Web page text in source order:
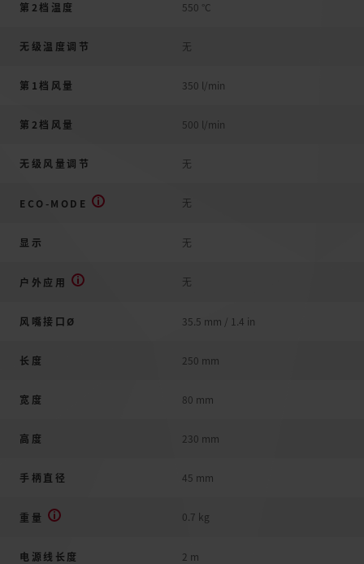
第2档温度 550 °C
无级温度调节 无
第1档风量 350 l/min
第2档风量 500 l/min
无级风量调节 无
ECO-MODE 无
显示 无
户外应用 无
风嘴接口Ø 35.5 mm / 1.4 in
长度 250 mm
宽度 80 mm
高度 230 mm
手柄直径 45 mm
重量 0.7 kg
电源线长度 2 m